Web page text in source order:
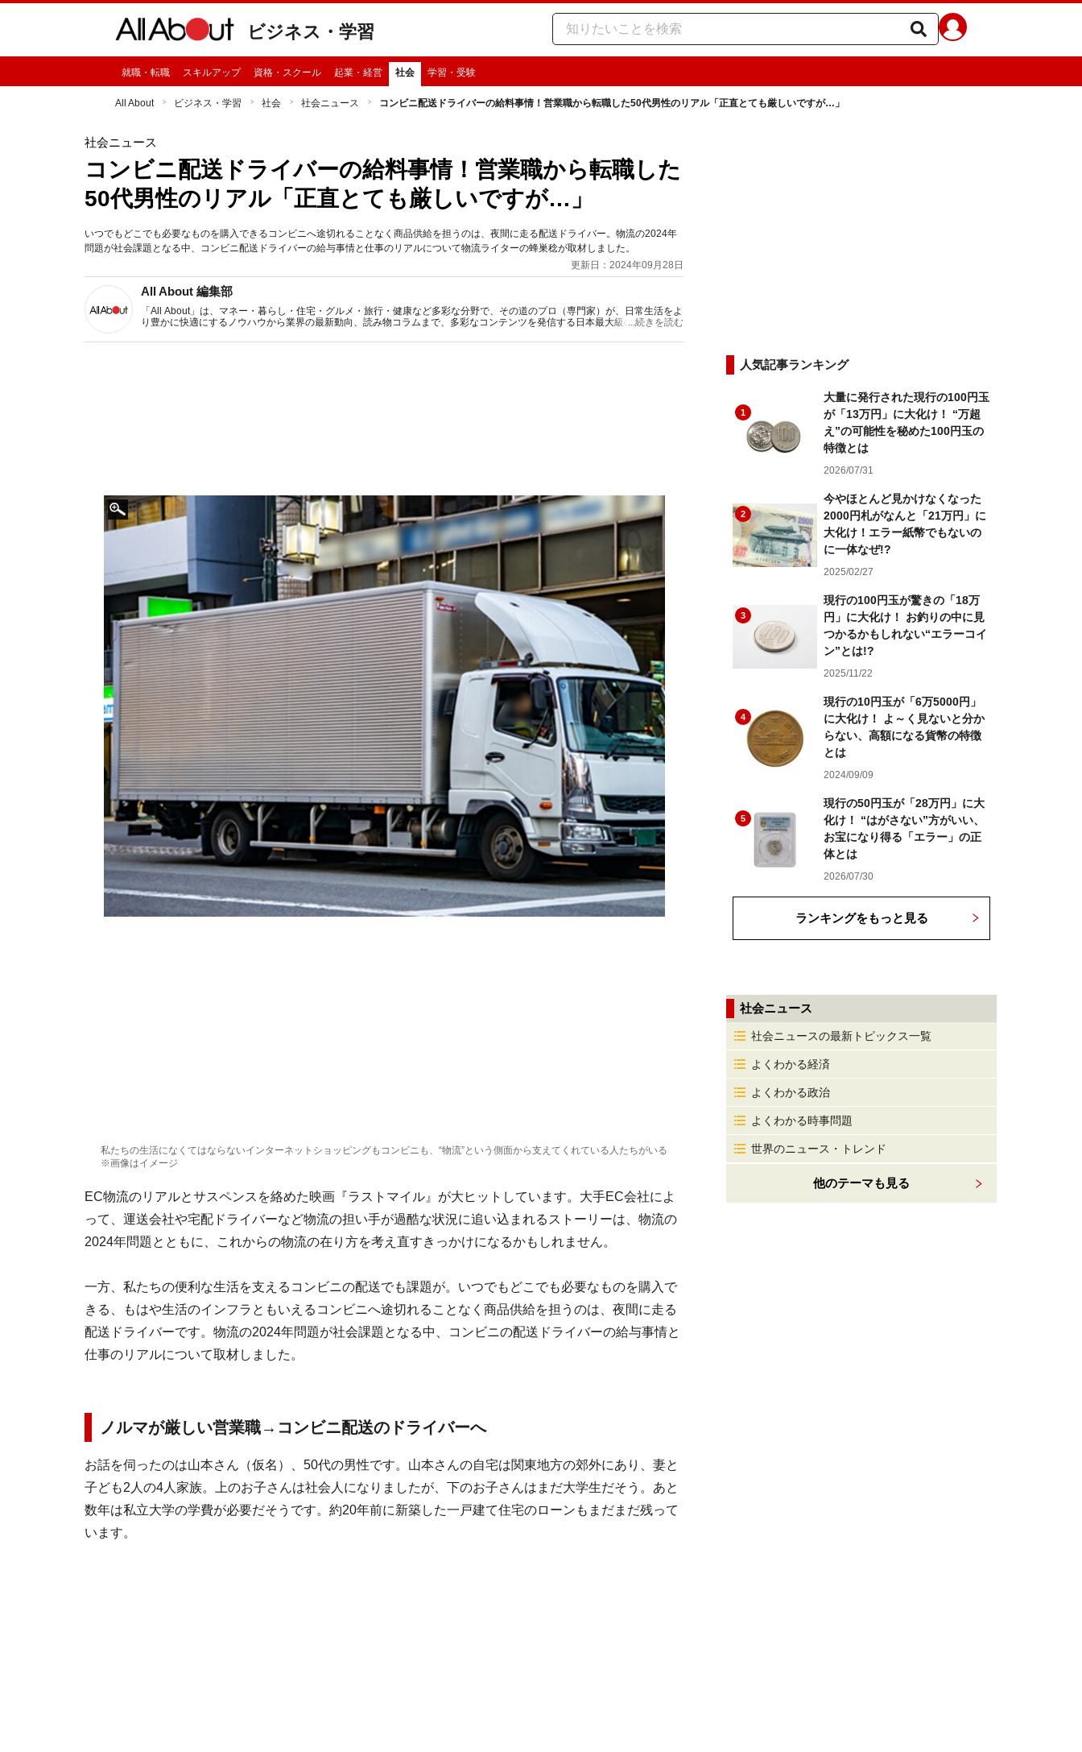
ビジネス・学習
就職・転職 スキルアップ 資格・スクール 起業・経営 社会 学習・受験
All About ビジネス・学習 社会 社会ニュース コンビニ配送ドライバーの給料事情！営業職から転職した50代男性のリアル「正直とても厳しいですが…」
社会ニュース
コンビニ配送ドライバーの給料事情！営業職から転職した
50代男性のリアル「正直とても厳しいですが…」
いつでもどこでも必要なものを購入できるコンビニへ途切れることなく商品供給を担うのは、夜間に走る配送ドライバー。物流の2024年
問題が社会課題となる中、コンビニ配送ドライバーの給与事情と仕事のリアルについて物流ライターの蜂巣稔が取材しました。
更新日：2024年09月28日
All About 編集部
「All About」は、マネー・暮らし・住宅・グルメ・旅行・健康など多彩な分野で、その道のプロ（専門家）が、日常生活をよ
り豊かに快適にするノウハウから業界の最新動向、読み物コラムまで、多彩なコンテンツを発信する日本最大級の総合情報サ
...続きを読む
私たちの生活になくてはならないインターネットショッピングもコンビニも、“物流”という側面から支えてくれている人たちがいる
※画像はイメージ
EC物流のリアルとサスペンスを絡めた映画『ラストマイル』が大ヒットしています。大手EC会社によ
って、運送会社や宅配ドライバーなど物流の担い手が過酷な状況に追い込まれるストーリーは、物流の
2024年問題とともに、これからの物流の在り方を考え直すきっかけになるかもしれません。
一方、私たちの便利な生活を支えるコンビニの配送でも課題が。いつでもどこでも必要なものを購入で
きる、もはや生活のインフラともいえるコンビニへ途切れることなく商品供給を担うのは、夜間に走る
配送ドライバーです。物流の2024年問題が社会課題となる中、コンビニの配送ドライバーの給与事情と
仕事のリアルについて取材しました。
ノルマが厳しい営業職→コンビニ配送のドライバーへ
お話を伺ったのは山本さん（仮名）、50代の男性です。山本さんの自宅は関東地方の郊外にあり、妻と
子ども2人の4人家族。上のお子さんは社会人になりましたが、下のお子さんはまだ大学生だそう。あと
数年は私立大学の学費が必要だそうです。約20年前に新築した一戸建て住宅のローンもまだまだ残って
います。
人気記事ランキング
1
大量に発行された現行の100円玉
が「13万円」に大化け！ “万超
え”の可能性を秘めた100円玉の
特徴とは
2026/07/31
2
今やほとんど見かけなくなった
2000円札がなんと「21万円」に
大化け！エラー紙幣でもないの
に一体なぜ!?
2025/02/27
3
現行の100円玉が驚きの「18万
円」に大化け！ お釣りの中に見
つかるかもしれない“エラーコイ
ン”とは!?
2025/11/22
4
現行の10円玉が「6万5000円」
に大化け！ よ～く見ないと分か
らない、高額になる貨幣の特徴
とは
2024/09/09
5
現行の50円玉が「28万円」に大
化け！ “はがさない”方がいい、
お宝になり得る「エラー」の正
体とは
2026/07/30
ランキングをもっと見る
社会ニュース
社会ニュースの最新トピックス一覧
よくわかる経済
よくわかる政治
よくわかる時事問題
世界のニュース・トレンド
他のテーマも見る